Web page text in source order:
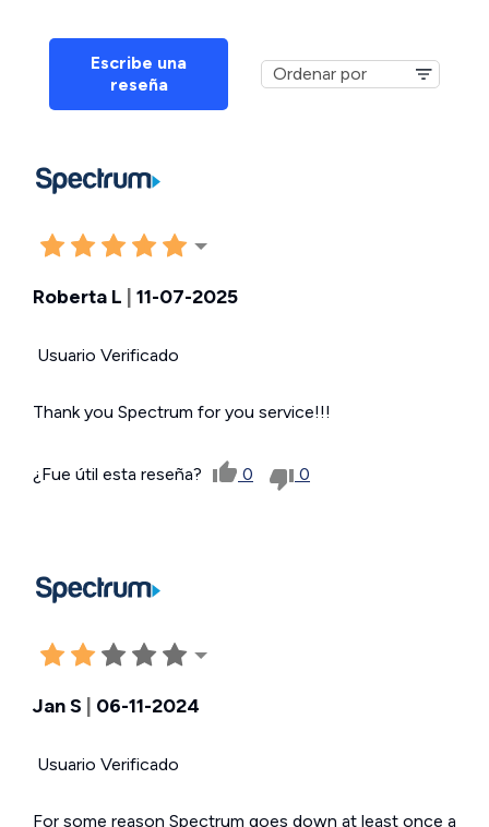
Escribe una
reseña
Roberta L 11-07-2025
Usuario Verificado
Thank you Spectrum for you service!!!
¿Fue útil esta reseña? 0 0
Jan S | 06-11-2024
Usuario Verificado
For some reason Spectrum goes down at least once a